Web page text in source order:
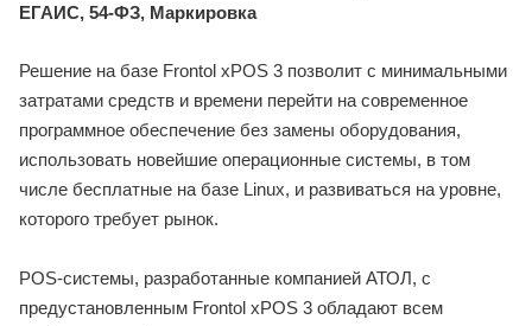
ЕГАИС, 54-ФЗ, Маркировка
Решение на базе Frontol xPOS 3 позволит с минимальными
затратами средств и времени перейти на современное
программное обеспечение без замены оборудования,
использовать новейшие операционные системы, в том
числе бесплатные на базе Linux, и развиваться на уровне,
которого требует рынок.
POS-системы, разработанные компанией АТОЛ, с
предустановленным Frontol xPOS 3 обладают всем